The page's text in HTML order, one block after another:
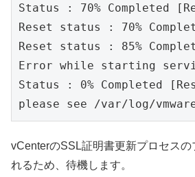
Status : 70% Completed
Reset status : 70%
Reset status : 85%
Error while starting
Status : 0% Completed
please see /var/log/
vCenterのSSL証明書更新プロセスの
れるため、待機します。